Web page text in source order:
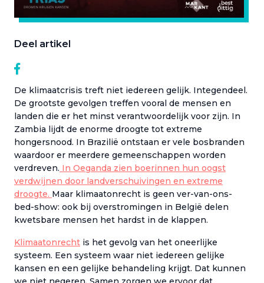
Deel artikel
De klimaatcrisis treft niet iedereen gelijk. Integendeel.
De grootste gevolgen treffen vooral de mensen en
landen die er het minst verantwoordelijk voor zijn. In
Zambia lijdt de enorme droogte tot extreme
hongersnood. In Brazilië ontstaan er vele bosbranden
waardoor er meerdere gemeenschappen worden
verdreven. In Oeganda zien boerinnen hun oogst
verdwijnen door landverschuivingen en extreme
droogte. Maar klimaatonrecht is geen ver-van-ons-
bed-show: ook bij overstromingen in België delen
kwetsbare mensen het hardst in de klappen.
Klimaatonrecht is het gevolg van het oneerlijke
systeem. Een systeem waar niet iedereen gelijke
kansen en een gelijke behandeling krijgt. Dat kunnen